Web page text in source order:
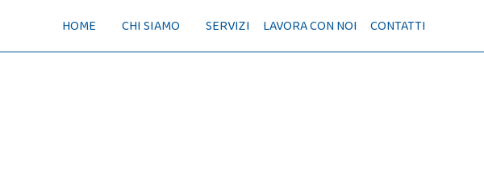
HOME CHI SIAMO SERVIZI LAVORA CON NOI CONTATTI